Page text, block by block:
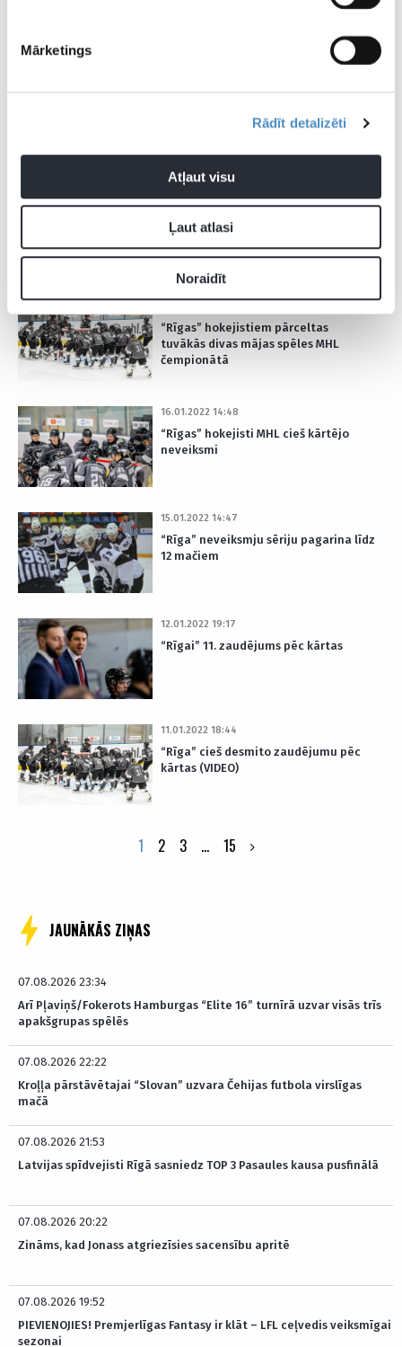
Mārketings
Rādīt detalizēti
Atļaut visu
Ļaut atlasi
Noraidīt
MHL komandas turpina spārdīt guļošu
26.01.2022 20:48
“Rīga” turpina bezcerīgi un piedzīvo
sagrāvi MHL čempionātā
25.01.2022 21:37
“Rīgas” katastrofa turpinās ar 14.
zaudējumu pēc kārtas
“Rīgas” hokejistiem pārceltas
tuvākās divas mājas spēles MHL
čempionātā
16.01.2022 14:48
“Rīgas” hokejisti MHL cieš kārtējo
neveiksmi
15.01.2022 14:47
“Rīga” neveiksmju sēriju pagarina līdz
12 mačiem
12.01.2022 19:17
“Rīgai” 11. zaudējums pēc kārtas
11.01.2022 18:44
“Rīga” cieš desmito zaudējumu pēc
kārtas (VIDEO)
1 2 3 … 15
JAUNĀKĀS ZIŅAS
07.08.2026 23:34
Arī Pļaviņš/Fokerots Hamburgas “Elite 16” turnīrā uzvar visās trīs
apakšgrupas spēlēs
07.08.2026 22:22
Kroļļa pārstāvētajai “Slovan” uzvara Čehijas futbola virslīgas
mačā
07.08.2026 21:53
Latvijas spīdvejisti Rīgā sasniedz TOP 3 Pasaules kausa pusfinālā
07.08.2026 20:22
Zināms, kad Jonass atgriezīsies sacensību apritē
07.08.2026 19:52
PIEVIENOJIES! Premjerlīgas Fantasy ir klāt – LFL ceļvedis veiksmīgai
sezonai